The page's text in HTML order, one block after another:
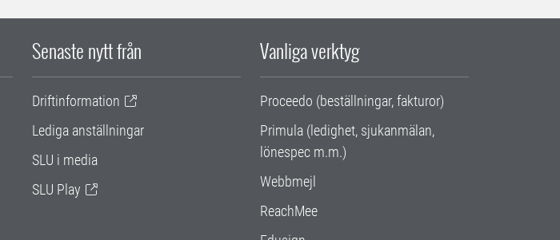
Senaste nytt från
Driftinformation
Lediga anställningar
SLU i media
SLU Play
Vanliga verktyg
Proceedo (beställningar, fakturor)
Primula (ledighet, sjukanmälan,
lönespec m.m.)
Webbmejl
ReachMee